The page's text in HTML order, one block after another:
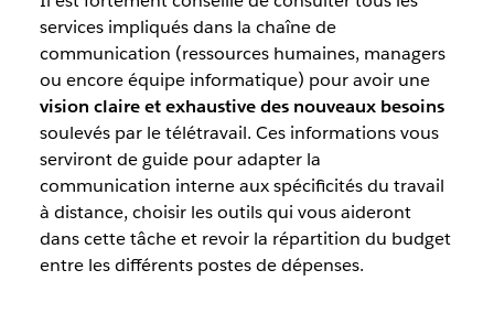
services impliqués dans la chaîne de
communication (ressources humaines, managers
ou encore équipe informatique) pour avoir une
vision claire et exhaustive des nouveaux besoins
soulevés par le télétravail. Ces informations vous
serviront de guide pour adapter la
communication interne aux spécificités du travail
à distance, choisir les outils qui vous aideront
dans cette tâche et revoir la répartition du budget
entre les différents postes de dépenses.